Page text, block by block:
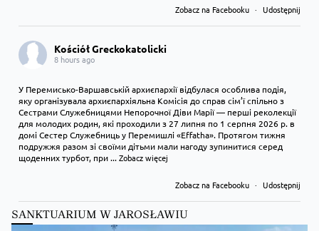
Zobacz na Facebooku · Udostępnij
Kościół Greckokatolicki
8 hours ago
У Перемисько-Варшавській архиєпархії відбулася особлива подія,
яку організувала архиєпархіяльна Комісія до справ сім’ї спільно з
Сестрами Служебницями Непорочної Діви Марії — перші реколекції
для молодих родин, які проходили з 27 липня по 1 серпня 2026 р. в
домі Сестер Служебниць у Перемишлі «Effatha». Протягом тижня
подружжя разом зі своїми дітьми мали нагоду зупинитися серед
щоденних турбот, при...Zobacz więcej
Zobacz na Facebooku · Udostępnij
Kościół Greckokatolicki
SANKTUARIUM W JAROSŁAWIU